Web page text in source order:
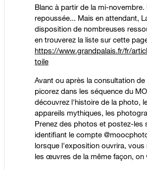
Blanc à partir de la mi-novembre.
repoussée... Mais en attendant,
disposition de nombreuses
en trouverez la liste sur cette
https://www.grandpalais.fr/fr/
toile
Avant ou après la consultation
picorez dans les séquence du
découvrez l'histoire de la photo,
appareils mythiques, les
Prenez des photos et postez-les
identifiant le compte
lorsque l'exposition ouvrira, vous
les œuvres de la même façon, on